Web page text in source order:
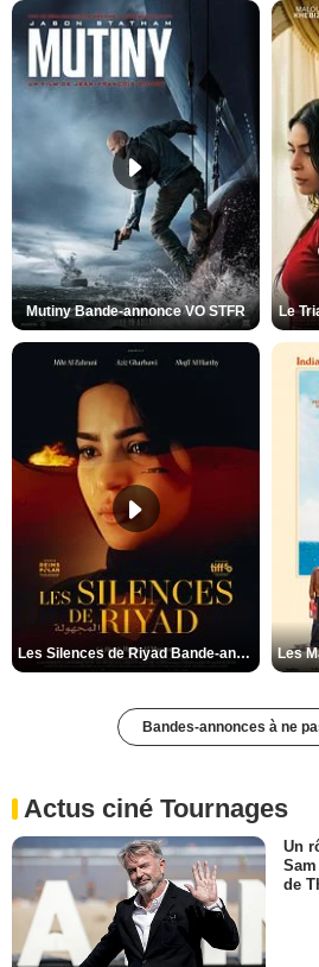
Mutiny Bande-annonce VO STFR Le
Les Silences de Riyad Bande-annonce VO STFR
Bandes-annonces à ne
Actus ciné Tournages
Un
de